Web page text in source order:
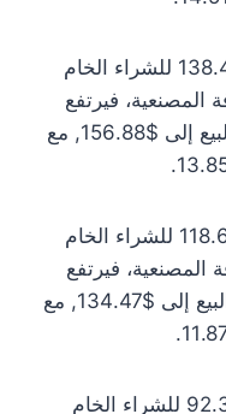
سعر الذهب عيار 21 اليوم يبلغ $138.47 للشراء الخام
المصنعية، فيرتفع
سعر الشراء إلى $152.31 وسعر البيع إلى $156.88, مع
سعر الذهب عيار 18 اليوم يبلغ $118.69 للشراء الخام
المصنعية، فيرتفع
سعر الشراء إلى $130.55 وسعر البيع إلى $134.47, مع
سعر الذهب عيار 14 اليوم يبلغ $92.31 للشراء الخام